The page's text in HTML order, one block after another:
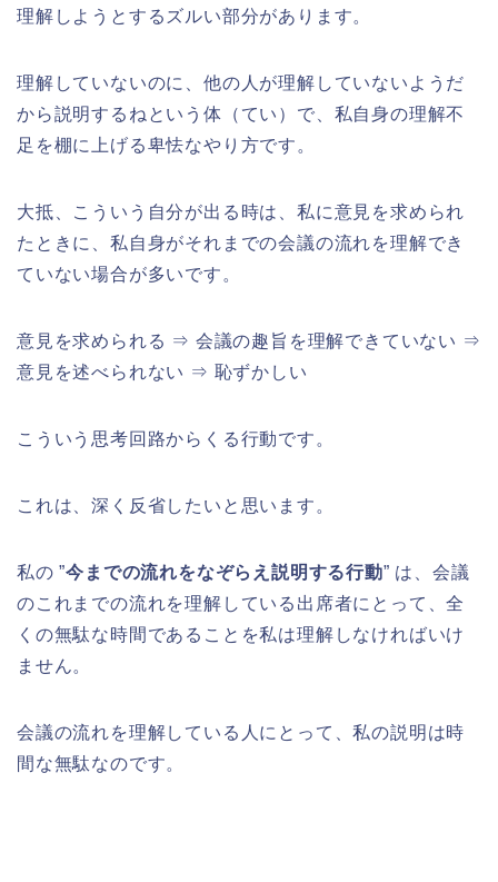
理解しようとするズルい部分があります。
理解していないのに、他の人が理解していないようだ
から説明するねという体（てい）で、私自身の理解不
足を棚に上げる卑怯なやり方です。
大抵、こういう自分が出る時は、私に意見を求められ
たときに、私自身がそれまでの会議の流れを理解でき
ていない場合が多いです。
意見を求められる ⇒ 会議の趣旨を理解できていない ⇒
意見を述べられない ⇒ 恥ずかしい
こういう思考回路からくる行動です。
これは、深く反省したいと思います。
私の ”今までの流れをなぞらえ説明する行動” は、会議
のこれまでの流れを理解している出席者にとって、全
くの無駄な時間であることを私は理解しなければいけ
ません。
会議の流れを理解している人にとって、私の説明は時
間な無駄なのです。